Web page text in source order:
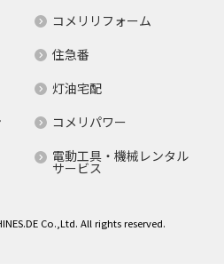
コメリリフォーム
住急番
灯油宅配
コメリパワー
電動工具・機械レンタル
サービス
Co.,Ltd. All rights reserved.